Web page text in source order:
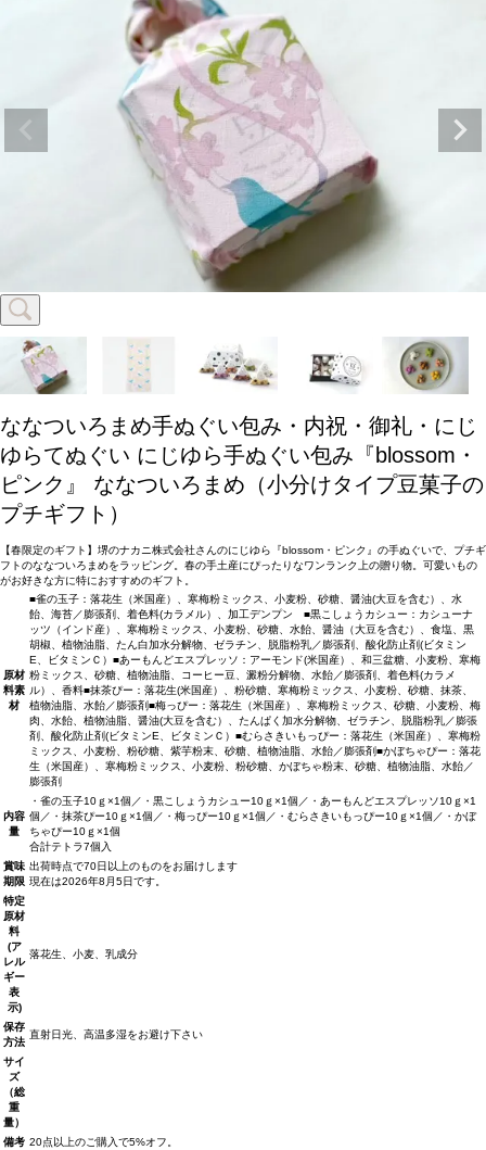
ななついろまめ手ぬぐい包み・内祝・御礼・にじ
ゆらてぬぐい にじゆら手ぬぐい包み『blossom・
ピンク』 ななついろまめ（小分けタイプ豆菓子の
プチギフト）
【春限定のギフト】堺のナカニ株式会社さんのにじゆら『blossom・ピンク』の手ぬぐいで、プチギ
フトのななついろまめをラッピング。春の手土産にぴったりなワンランク上の贈り物。可愛いもの
がお好きな方に特におすすめのギフト。
原材
料素
材
■雀の玉子：落花生（米国産）、寒梅粉ミックス、小麦粉、砂糖、醤油(大豆を含む）、水
飴、海苔／膨張剤、着色料(カラメル）、加工デンプン ■黒こしょうカシュー：カシューナ
ッツ（インド産）、寒梅粉ミックス、小麦粉、砂糖、水飴、醤油（大豆を含む）、食塩、黒
胡椒、植物油脂、たん白加水分解物、ゼラチン、脱脂粉乳／膨張剤、酸化防止剤(ビタミン
E、ビタミンＣ）■あーもんどエスプレッソ：アーモンド(米国産）、和三盆糖、小麦粉、寒梅
粉ミックス、砂糖、植物油脂、コーヒー豆、澱粉分解物、水飴／膨張剤、着色料(カラメ
ル）、香料■抹茶ぴー：落花生(米国産）、粉砂糖、寒梅粉ミックス、小麦粉、砂糖、抹茶、
植物油脂、水飴／膨張剤■梅っぴー：落花生（米国産）、寒梅粉ミックス、砂糖、小麦粉、梅
肉、水飴、植物油脂、醤油(大豆を含む）、たんぱく加水分解物、ゼラチン、脱脂粉乳／膨張
剤、酸化防止剤(ビタミンE、ビタミンＣ）■むらさきいもっぴー：落花生（米国産）、寒梅粉
ミックス、小麦粉、粉砂糖、紫芋粉末、砂糖、植物油脂、水飴／膨張剤■かぼちゃぴー：落花
生（米国産）、寒梅粉ミックス、小麦粉、粉砂糖、かぼちゃ粉末、砂糖、植物油脂、水飴／
膨張剤
内容
量
・雀の玉子10ｇ×1個／・黒こしょうカシュー10ｇ×1個／・あーもんどエスプレッソ10ｇ×1
個／・抹茶ぴー10ｇ×1個／・梅っぴー10ｇ×1個／・むらさきいもっぴー10ｇ×1個／・かぼ
ちゃぴー10ｇ×1個
合計テトラ7個入
賞味
期限
出荷時点で70日以上のものをお届けします
現在は2026年8月5日です。
特定
原材
料
(ア
レル
ギー
表
示)
落花生、小麦、乳成分
保存
方法
直射日光、高温多湿をお避け下さい
サイ
ズ
（総
重
量）
備考 20点以上のご購入で5%オフ。